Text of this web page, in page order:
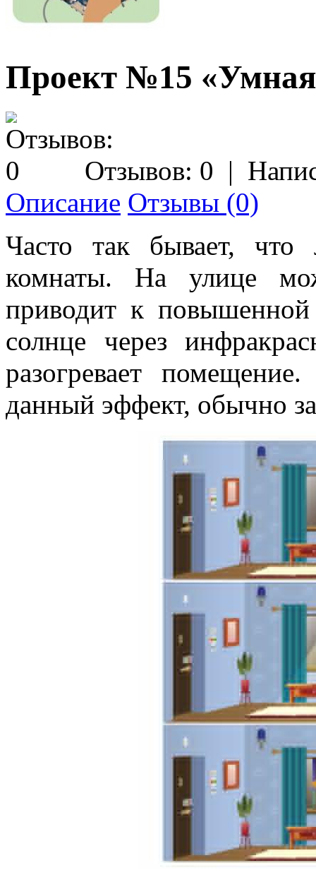
Проект №15
Отзывов: 0 |
Описание Отзывы (0)
Часто так бывает, что
комнаты. На улице
приводит к
солнце через
разогревает
данный эффект, обычно